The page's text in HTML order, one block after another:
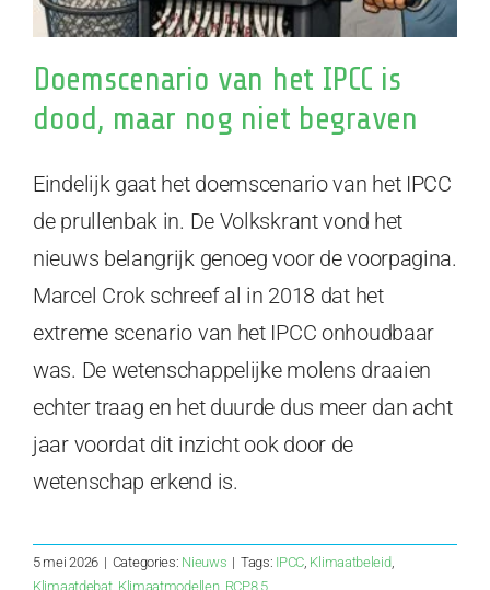
Doemscenario van het IPCC is
dood, maar nog niet begraven
Eindelijk gaat het doemscenario van het IPCC
de prullenbak in. De Volkskrant vond het
nieuws belangrijk genoeg voor de voorpagina.
Marcel Crok schreef al in 2018 dat het
extreme scenario van het IPCC onhoudbaar
was. De wetenschappelijke molens draaien
echter traag en het duurde dus meer dan acht
jaar voordat dit inzicht ook door de
wetenschap erkend is.
5 mei 2026 | Categories: Nieuws | Tags: IPCC, Klimaatbeleid,
Klimaatdebat, Klimaatmodellen, RCP8.5